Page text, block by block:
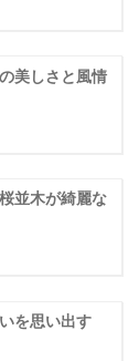
美しさと風情
並木が綺麗な
を思い出す